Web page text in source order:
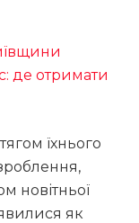
де отримати
їхнього
новітньої
як